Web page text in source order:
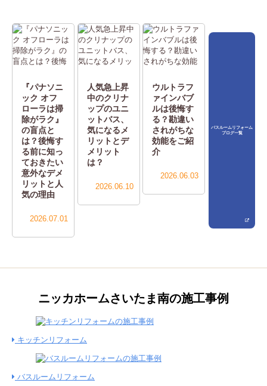
『パナソニ
ック オフ
ローラは掃
除がラク』
の盲点と
は？後悔す
る前に知っ
ておきたい
意外なデメ
リットと人
気の理由
2026.07.01
人気急上昇
中のクリナ
ップのユニ
ットバス、
気になるメ
リットとデ
メリット
は？
2026.06.10
ウルトラフ
ァインバブ
ルは後悔す
る？勘違い
されがちな
効能をご紹
介
2026.06.03
バスルームリフォーム
ブログ一覧
ニッカホームさいたま南の施工事例
キッチンリフォーム
バスルームリフォーム